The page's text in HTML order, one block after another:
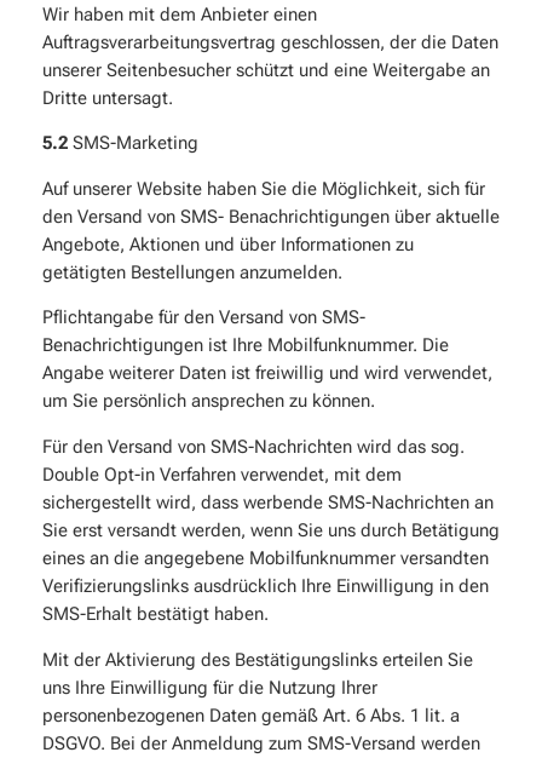
Wir haben mit dem Anbieter einen
Auftragsverarbeitungsvertrag geschlossen, der die Daten
unserer Seitenbesucher schützt und eine Weitergabe an
Dritte untersagt.
5.2SMS-Marketing
Auf unserer Website haben Sie die Möglichkeit, sich für
den Versand von SMS- Benachrichtigungen über aktuelle
Angebote, Aktionen und über Informationen zu
getätigten Bestellungen anzumelden.
Pflichtangabe für den Versand von SMS-
Benachrichtigungen ist Ihre Mobilfunknummer. Die
Angabe weiterer Daten ist freiwillig und wird verwendet,
um Sie persönlich ansprechen zu können.
Für den Versand von SMS-Nachrichten wird das sog.
Double Opt-in Verfahren verwendet, mit dem
sichergestellt wird, dass werbende SMS-Nachrichten an
Sie erst versandt werden, wenn Sie uns durch Betätigung
eines an die angegebene Mobilfunknummer versandten
Verifizierungslinks ausdrücklich Ihre Einwilligung in den
SMS-Erhalt bestätigt haben.
Mit der Aktivierung des Bestätigungslinks erteilen Sie
uns Ihre Einwilligung für die Nutzung Ihrer
personenbezogenen Daten gemäß Art. 6 Abs. 1 lit. a
DSGVO. Bei der Anmeldung zum SMS-Versand werden